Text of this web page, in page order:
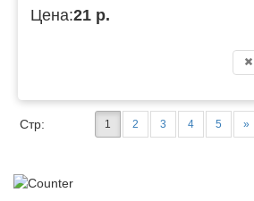
Цена:21 р.
Стр: 1 2 3 4 5 »